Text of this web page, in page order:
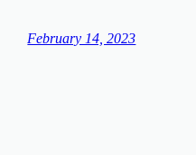
February 14, 2023